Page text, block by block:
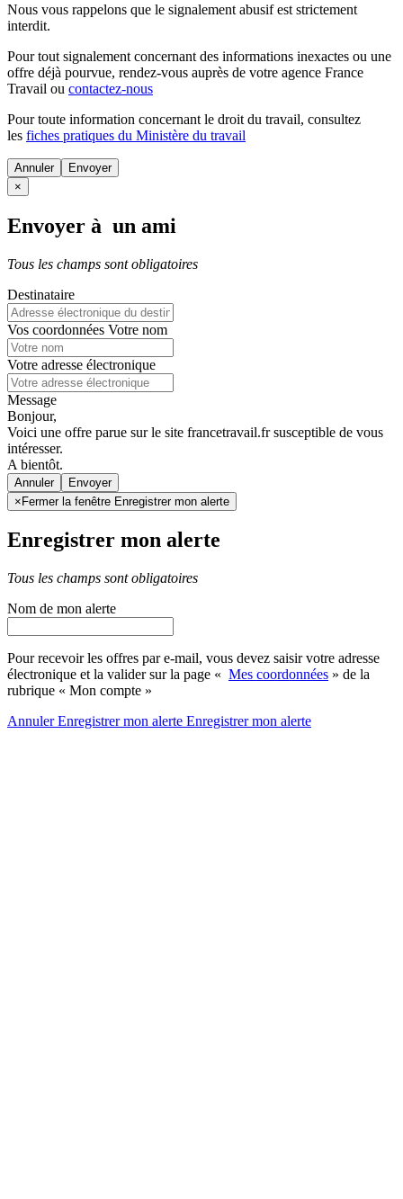
Nous vous rappelons que le signalement abusif est strictement
interdit.
Pour tout signalement concernant des informations inexactes ou une
offre déjà pourvue, rendez-vous auprès de votre agence France
Travail ou contactez-nous
Pour toute information concernant le droit du travail, consultez
les fiches pratiques du Ministère du travail
Annuler
×
Envoyer à un ami
Tous les champs sont obligatoires
Destinataire
Vos coordonnées Votre nom
Votre adresse électronique
Message
Bonjour,
Voici une offre parue sur le site francetravail.fr susceptible de vous
intéresser.
A bientôt.
Annuler
×Fermer la fenêtre Enregistrer mon alerte
Enregistrer mon alerte
Tous les champs sont obligatoires
Nom de mon alerte
Pour recevoir les offres par e-mail, vous devez saisir votre adresse
électronique et la valider sur la page « Mes coordonnées » de la
rubrique « Mon compte »
AnnulerEnregistrer mon alerte Enregistrermon alerte